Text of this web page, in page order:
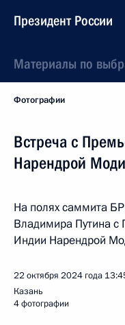
Президент России
Материалы по
Фотографии
Встреча с
Нарендрой Моди
На полях саммита
Владимира Путина
Индии Нарендрой
22 октября 2024 года
Казань
4 фотографии